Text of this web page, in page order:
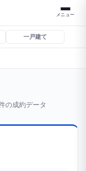
メニュー
一戸建て
の成約データ